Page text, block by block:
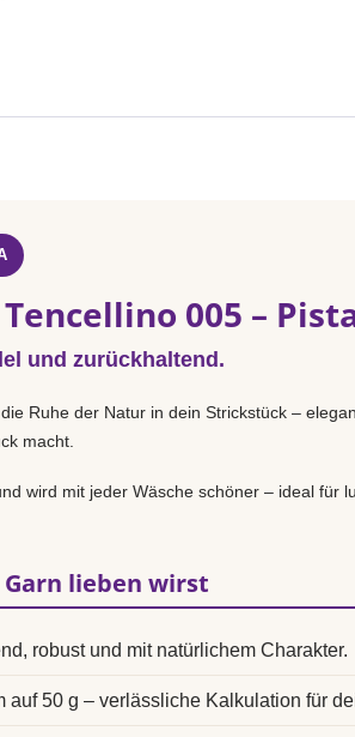
005 –
und zurückhaltend.
Ruhe der Natur in dein Strickstück –
macht.
wird mit jeder Wäsche schöner – ideal für
lieben wirst
robust und mit natürlichem Charakter.
auf 50 g – verlässliche Kalkulation für